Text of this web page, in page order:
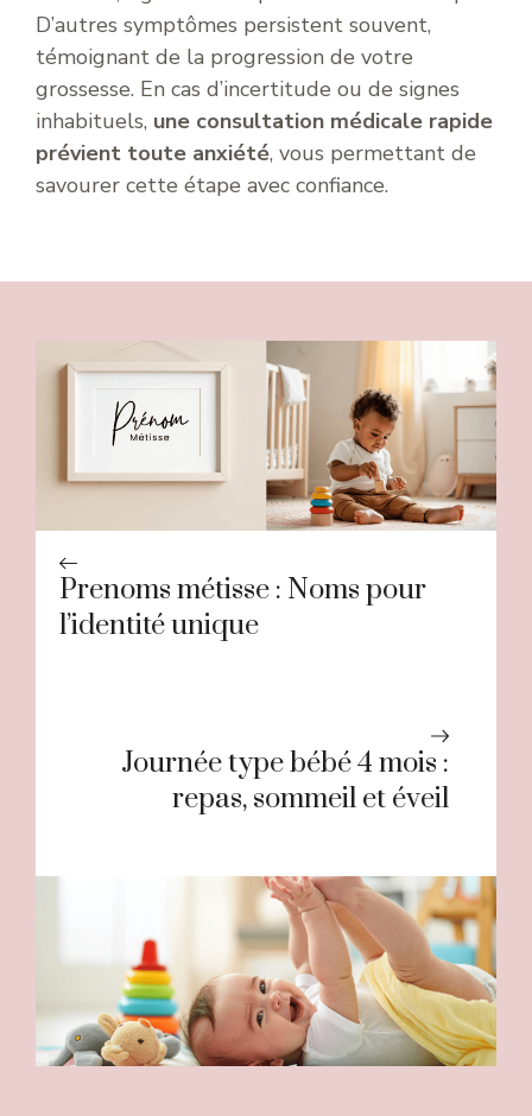
D’autres symptômes persistent souvent,
témoignant de la progression de votre
grossesse. En cas d’incertitude ou de signes
inhabituels, une consultation médicale rapide
prévient toute anxiété, vous permettant de
savourer cette étape avec confiance.
Prenoms métisse : Noms pour
l’identité unique
Journée type bébé 4 mois :
repas, sommeil et éveil